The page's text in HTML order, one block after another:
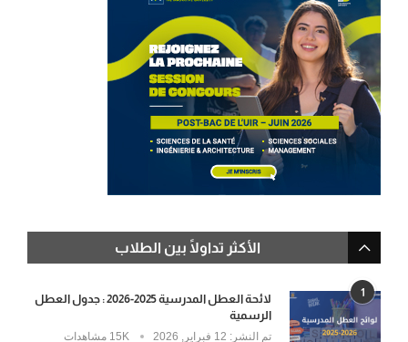
الأكثر تداولًا بين الطلاب
1
لائحة العطل المدرسية 2025-2026 : جدول العطل
الرسمية
تم النشر: 15K مشاهدات